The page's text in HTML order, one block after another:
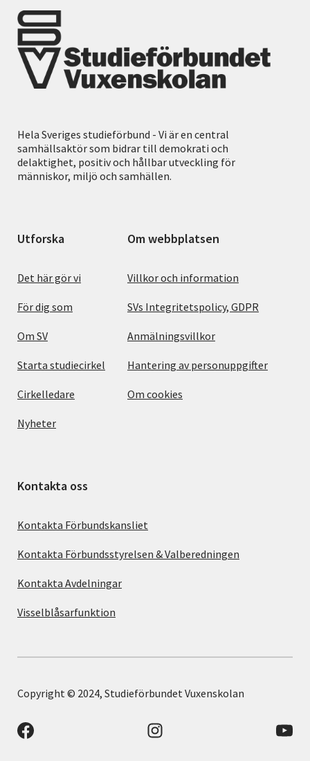
Hela Sveriges studieförbund - Vi är en central
samhällsaktör som bidrar till demokrati och
delaktighet, positiv och hållbar utveckling för
människor, miljö och samhällen.
Utforska
Det här gör vi
För dig som
Om SV
Starta studiecirkel
Cirkelledare
Nyheter
Om webbplatsen
Villkor och information
SVs Integritetspolicy, GDPR
Anmälningsvillkor
Hantering av personuppgifter
Om cookies
Kontakta oss
Kontakta Förbundskansliet
Kontakta Förbundsstyrelsen & Valberedningen
Kontakta Avdelningar
Visselblåsarfunktion
Copyright © 2024, Studieförbundet Vuxenskolan